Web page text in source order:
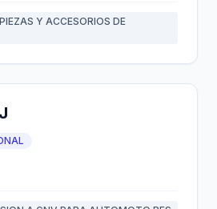
Y ACCESORIOS DE